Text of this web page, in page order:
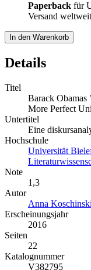
Paperback für
Versand weltweit
In den Warenkorb
Details
Titel
Barack Obamas
More Perfect
Untertitel
Eine
Hochschule
Universität
Note
1,3
Autor
Anna
Erscheinungsjahr
2016
Seiten
22
Katalognummer
V382795